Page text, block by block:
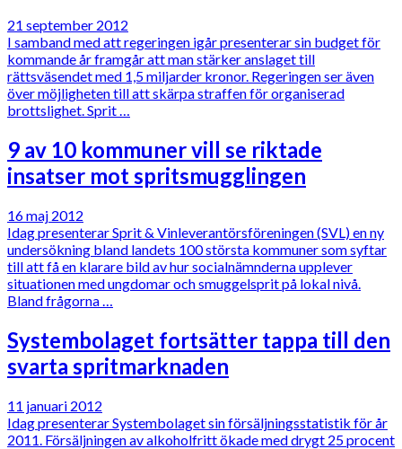
21 september 2012
I samband med att regeringen igår presenterar sin budget för
kommande år framgår att man stärker anslaget till
rättsväsendet med 1,5 miljarder kronor. Regeringen ser även
över möjligheten till att skärpa straffen för organiserad
brottslighet. Sprit …
9 av 10 kommuner vill se riktade
insatser mot spritsmugglingen
16 maj 2012
Idag presenterar Sprit & Vinleverantörsföreningen (SVL) en ny
undersökning bland landets 100 största kommuner som syftar
till att få en klarare bild av hur socialnämnderna upplever
situationen med ungdomar och smuggelsprit på lokal nivå.
Bland frågorna …
Systembolaget fortsätter tappa till den
svarta spritmarknaden
11 januari 2012
Idag presenterar Systembolaget sin försäljningsstatistik för år
2011. Försäljningen av alkoholfritt ökade med drygt 25 procent